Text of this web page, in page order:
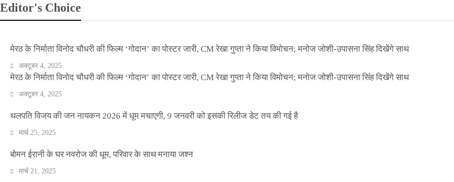
Editor's Choice
मेरठ के निर्माता विनोद चौधरी की फिल्म ‘गोदान’ का पोस्टर जारी, CM रेखा गुप्ता ने किया विमोचन; मनोज जोशी-उपासना सिंह दिखेंगे साथ
अक्टूबर 4, 2025
मेरठ के निर्माता विनोद चौधरी की फिल्म ‘गोदान’ का पोस्टर जारी, CM रेखा गुप्ता ने किया विमोचन; मनोज जोशी-उपासना सिंह दिखेंगे साथ
अक्टूबर 4, 2025
थलपति विजय की जन नायकन 2026 में धूम मचाएगी, 9 जनवरी को इसकी रिलीज डेट तय की गई है
मार्च 25, 2025
बोमन ईरानी के घर नवरोज की धूम, परिवार के साथ मनाया जश्न
मार्च 21, 2025
NEWS
बॉलीवुड के बाद अब डिफेंस टाइकून साहिल लूथरा को मिली जान से मारने की
धमकियाँ : सेलिब्रिटी टारगेटिंग जैसा हूबहू पैटर्न का खुलासा
Official Desk